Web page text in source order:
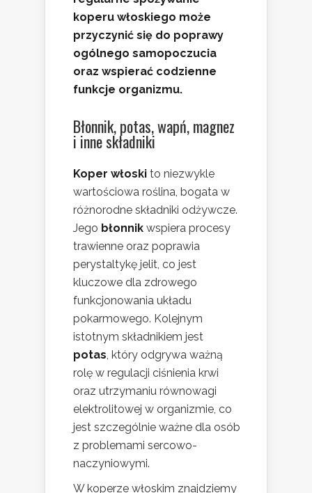
koperu włoskiego może
przyczynić się do poprawy
ogólnego samopoczucia
oraz wspierać codzienne
funkcje organizmu.
Błonnik, potas, wapń, magnez
i inne składniki
Koper włoski to niezwykle
wartościowa roślina, bogata w
różnorodne składniki odżywcze.
Jego błonnik wspiera procesy
trawienne oraz poprawia
perystaltykę jelit, co jest
kluczowe dla zdrowego
funkcjonowania układu
pokarmowego. Kolejnym
istotnym składnikiem jest
potas, który odgrywa ważną
rolę w regulacji ciśnienia krwi
oraz utrzymaniu równowagi
elektrolitowej w organizmie, co
jest szczególnie ważne dla osób
z problemami sercowo-
naczyniowymi.
W koperze włoskim znajdziemy